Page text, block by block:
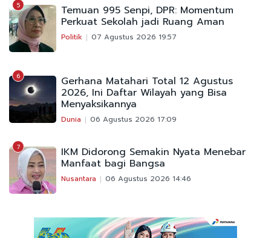
5 Temuan 995 Senpi, DPR: Momentum
Perkuat Sekolah jadi Ruang Aman
Politik 07 Agustus 2026 19:57
6 Gerhana Matahari Total 12 Agustus
2026, Ini Daftar Wilayah yang Bisa
Menyaksikannya
Dunia 06 Agustus 2026 17:09
7 IKM Didorong Semakin Nyata Menebar
Manfaat bagi Bangsa
Nusantara 06 Agustus 2026 14:46